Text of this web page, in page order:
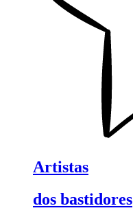
Artistas
dos bastidores